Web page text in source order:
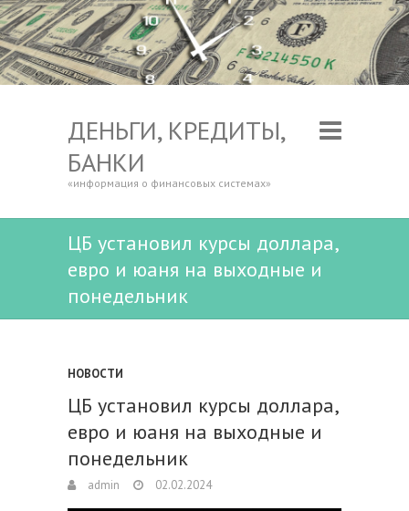
ДЕНЬГИ, КРЕДИТЫ,
БАНКИ
«информация о финансовых системах»
ЦБ установил курсы доллара,
евро и юаня на выходные и
понедельник
НОВОСТИ
ЦБ установил курсы доллара,
евро и юаня на выходные и
понедельник
admin 02.02.2024